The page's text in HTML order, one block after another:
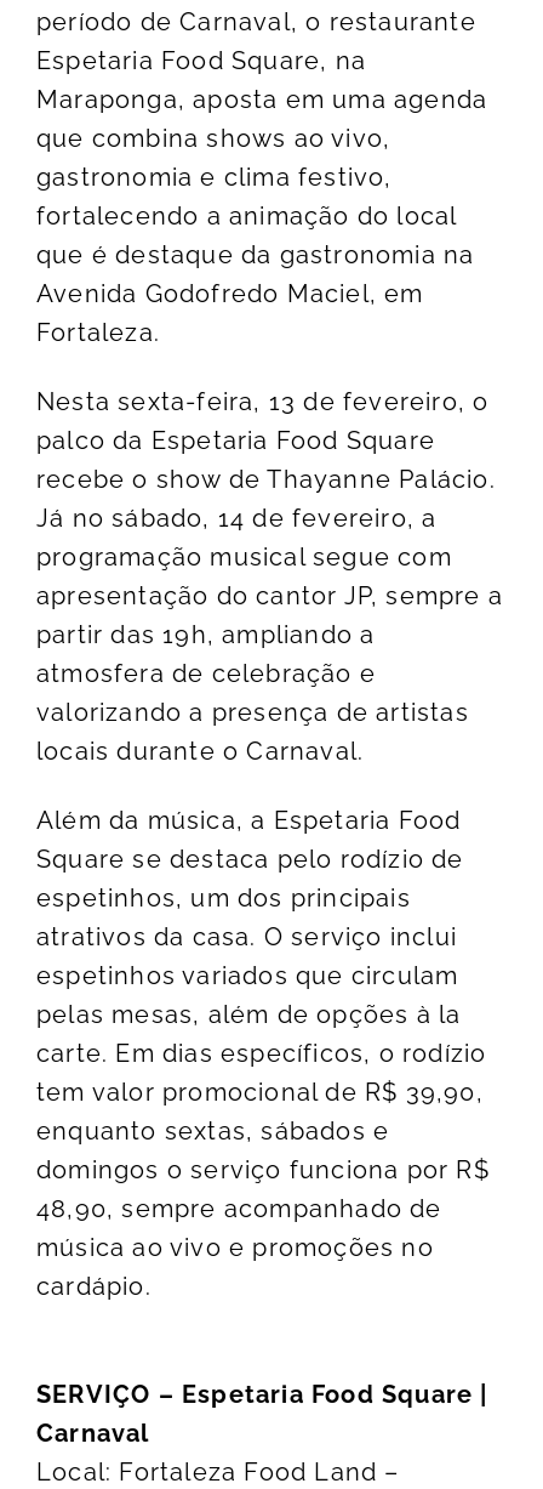
período de Carnaval, o restaurante
Espetaria Food Square, na
Maraponga, aposta em uma agenda
que combina shows ao vivo,
gastronomia e clima festivo,
fortalecendo a animação do local
que é destaque da gastronomia na
Avenida Godofredo Maciel, em
Fortaleza.
Nesta sexta-feira, 13 de fevereiro, o
palco da Espetaria Food Square
recebe o show de Thayanne Palácio.
Já no sábado, 14 de fevereiro, a
programação musical segue com
apresentação do cantor JP, sempre a
partir das 19h, ampliando a
atmosfera de celebração e
valorizando a presença de artistas
locais durante o Carnaval.
Além da música, a Espetaria Food
Square se destaca pelo rodízio de
espetinhos, um dos principais
atrativos da casa. O serviço inclui
espetinhos variados que circulam
pelas mesas, além de opções à la
carte. Em dias específicos, o rodízio
tem valor promocional de R$ 39,90,
enquanto sextas, sábados e
domingos o serviço funciona por R$
48,90, sempre acompanhado de
música ao vivo e promoções no
cardápio.
SERVIÇO – Espetaria Food Square |
Carnaval
Local: Fortaleza Food Land –